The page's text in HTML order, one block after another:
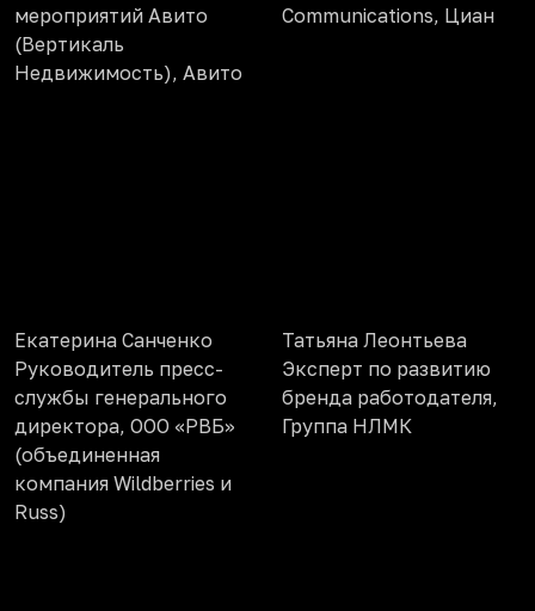
мероприятий Авито
(Вертикаль
Недвижимость), Авито
Communications, Циан
Екатерина Санченко
Руководитель пресс-
службы генерального
директора, ООО «РВБ»
(объединенная
компания Wildberries и
Russ)
Татьяна Леонтьева
Эксперт по развитию
бренда работодателя,
Группа НЛМК